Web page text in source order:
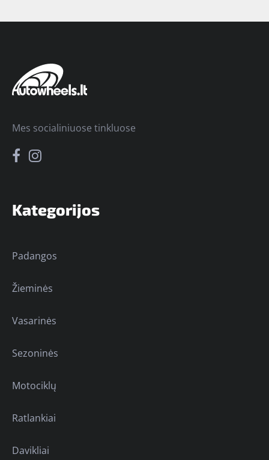
Kategorijos
Padangos
Žieminės
Vasarinės
Sezoninės
Motociklų
Ratlankiai
Davikliai
Mes socialiniuose tinkluose